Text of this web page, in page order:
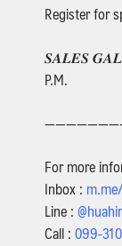
Register for
𝑺𝑨𝑳𝑬𝑺
P.M.
For more
Inbox :
Line :
Call :099-